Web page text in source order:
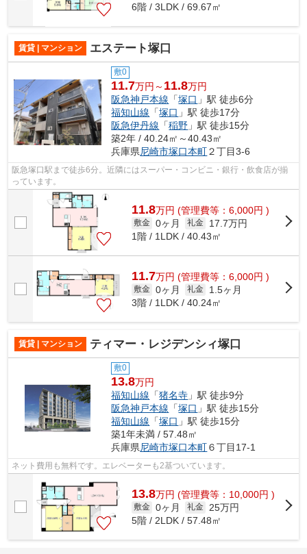
6階 / 3LDK / 69.67㎡
賃貸 | マンション エステート塚口
敷0
11.7万円～ 11.8万円
阪急神戸本線 「塚口 」駅 徒歩6分
福知山線 「塚口 」駅 徒歩17分
阪急伊丹線 「稲野 」駅 徒歩15分
築2年 / 40.24㎡～40.43㎡
兵庫県尼崎市塚口本町２丁目3-6
阪急塚口駅まで徒歩6分。近隣にはスーパー・コンビニ・銀行・飲食店が揃
っています。
11.8万円 (管理費等：6,000円 )
敷金 0ヶ月 礼金
17.7万円
1階 / 1LDK / 40.43㎡
11.7万円 (管理費等：6,000円 )
敷金 0ヶ月 礼金
1.5ヶ月
3階 / 1LDK / 40.24㎡
賃貸 | マンション ティマー・レジデンシィ塚口
敷0
13.8万円
福知山線 「猪名寺 」駅 徒歩9分
阪急神戸本線 「塚口 」駅 徒歩15分
福知山線 「塚口 」駅 徒歩15分
築1年未満 / 57.48㎡
兵庫県尼崎市塚口本町６丁目17-1
ネット費用も無料です。エレベーターも2基ついています。
13.8万円 (管理費等：10,000円 )
敷金 0ヶ月 礼金
25万円
5階 / 2LDK / 57.48㎡